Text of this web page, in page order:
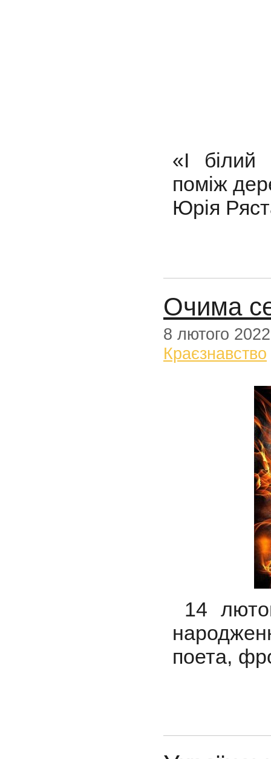
«І білий
поміж
Юрія
Очима
8 лютого 2022
Краєзнавство
14
поета,